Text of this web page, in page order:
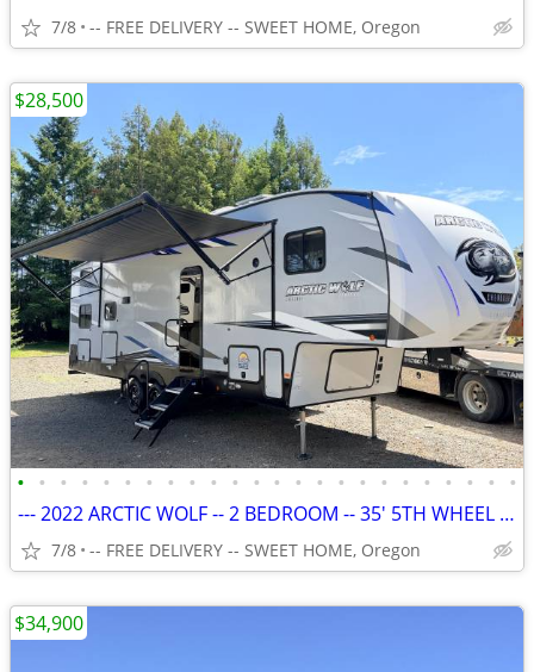
7/8 -- FREE DELIVERY -- SWEET HOME, Oregon
• • • • • • • • • • • • • • • • • • • • • • • •
--- 2022 ARCTIC WOLF -- 2 BEDROOM -- 35' 5TH WHEEL RV ---
7/8 -- FREE DELIVERY -- SWEET HOME, Oregon
$28,500
$34,900